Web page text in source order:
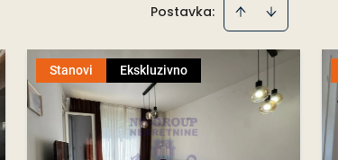
Postavka:
Stanovi Ekskluzivno